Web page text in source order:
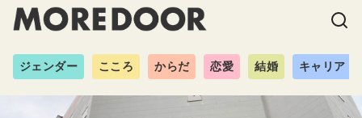
ジェンダー こころ からだ 恋愛 結婚 キャリア